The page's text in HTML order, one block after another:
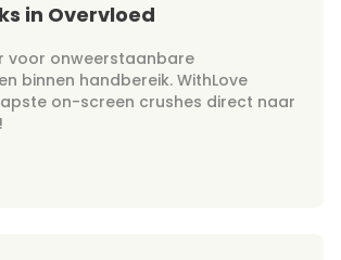
in Overvloed
voor onweerstaanbare
binnen handbereik. WithLove
on-screen crushes direct naar